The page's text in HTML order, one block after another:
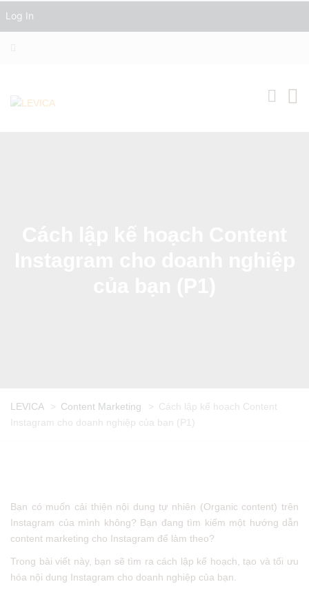
LEVICA > Content Marketing >
Cách lập kế hoạch Content
Instagram cho doanh nghiệp của bạn (P1)
Bạn có muốn cải thiện nội dung tự nhiên (Organic content) trên
Instagram của mình không? Bạn đang tìm kiếm một hướng dẫn
content marketing cho Instagram để làm theo?
Trong bài viết này, bạn sẽ tìm ra cách lập kế hoạch, tạo và tối ưu
hóa nội dung Instagram cho doanh nghiệp của bạn.
Log In